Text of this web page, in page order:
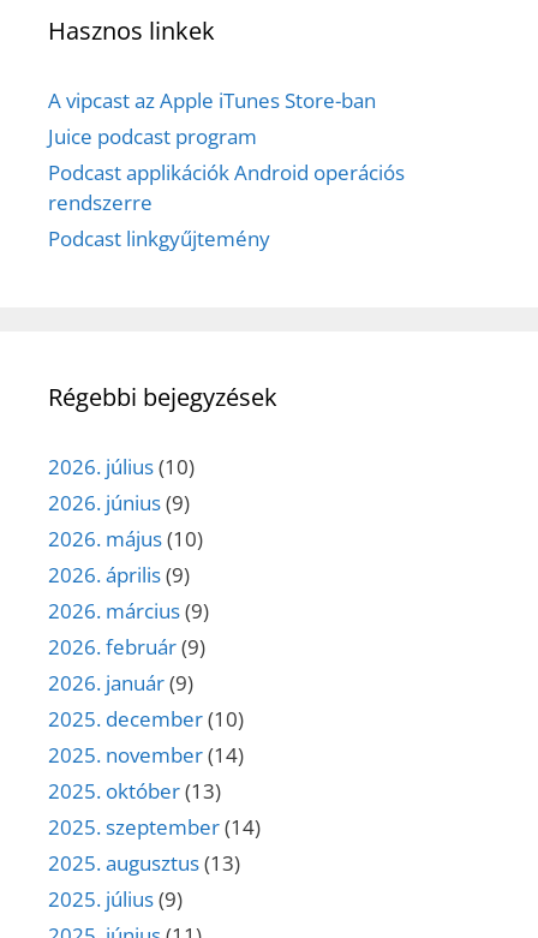
Hasznos linkek
A vipcast az Apple iTunes Store-ban
Juice podcast program
Podcast applikációk Android operációs
rendszerre
Podcast linkgyűjtemény
Régebbi bejegyzések
2026. július(10)
2026. június(9)
2026. május(10)
2026. április(9)
2026. március(9)
2026. február(9)
2026. január(9)
2025. december(10)
2025. november(14)
2025. október(13)
2025. szeptember(14)
2025. augusztus(13)
2025. július(9)